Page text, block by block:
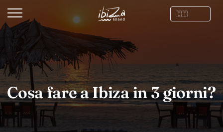
Cosa fare a Ibiza in 3 giorni?